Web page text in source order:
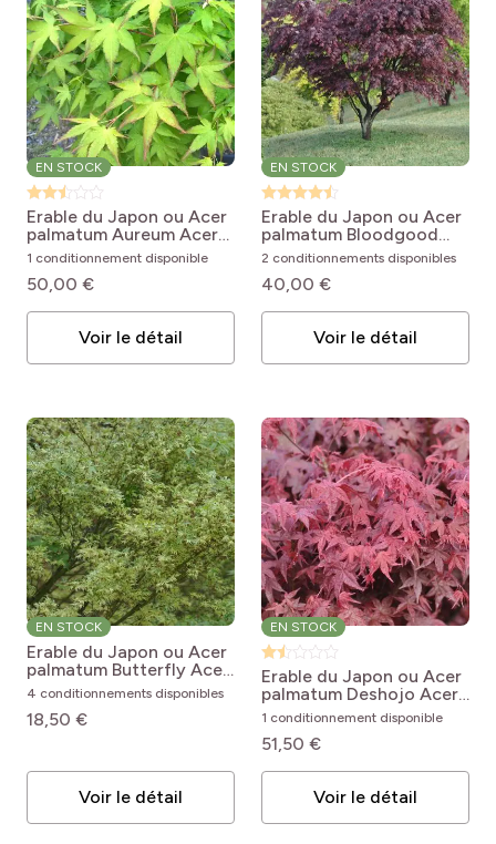
EN STOCK
Erable du Japon ou Acer
palmatum Aureum Acer
palmatum 'Aureum'
1 conditionnement disponible
50,00 €
Voir le détail
EN STOCK
Erable du Japon ou Acer
palmatum Bloodgood
Acer palmatum
Bloodgood
2 conditionnements disponibles
40,00 €
Voir le détail
EN STOCK
Erable du Japon ou Acer
palmatum Butterfly Acer
palmatum Butterfly
4 conditionnements disponibles
18,50 €
Voir le détail
EN STOCK
Erable du Japon ou Acer
palmatum Deshojo Acer
palmatum Deshojo
1 conditionnement disponible
51,50 €
Voir le détail